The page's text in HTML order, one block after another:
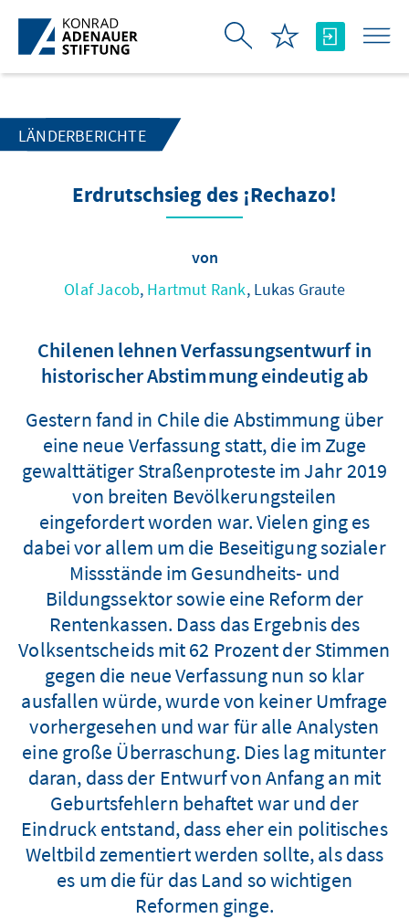
Zum Hauptinhalt springen
LÄNDERBERICHTE
Erdrutschsieg des ¡Rechazo!
von
Olaf Jacob, Hartmut Rank, Lukas Graute
Chilenen lehnen Verfassungsentwurf in
historischer Abstimmung eindeutig ab
Gestern fand in Chile die Abstimmung über
eine neue Verfassung statt, die im Zuge
gewalttätiger Straßenproteste im Jahr 2019
von breiten Bevölkerungsteilen
eingefordert worden war. Vielen ging es
dabei vor allem um die Beseitigung sozialer
Missstände im Gesundheits- und
Bildungssektor sowie eine Reform der
Rentenkassen. Dass das Ergebnis des
Volksentscheids mit 62 Prozent der Stimmen
gegen die neue Verfassung nun so klar
ausfallen würde, wurde von keiner Umfrage
vorhergesehen und war für alle Analysten
eine große Überraschung. Dies lag mitunter
daran, dass der Entwurf von Anfang an mit
Geburtsfehlern behaftet war und der
Eindruck entstand, dass eher ein politisches
Weltbild zementiert werden sollte, als dass
es um die für das Land so wichtigen
Reformen ginge.